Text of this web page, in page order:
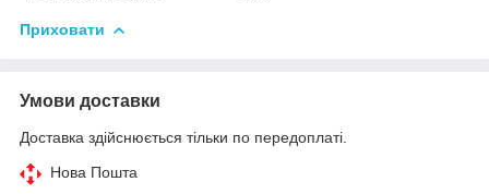
Приховати
Умови доставки
Доставка здійснюється тільки по передоплаті.
Нова Пошта